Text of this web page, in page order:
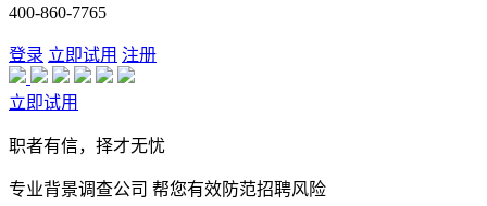
400-860-7765
登录 立即试用 注册
立即试用
职者有信，择才无忧
专业背景调查公司 帮您有效防范招聘风险